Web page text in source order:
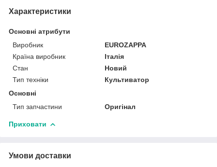
Характеристики
Основні атрибути
Виробник
EUROZAPPA
Країна виробник
Італія
Стан
Новий
Тип техніки
Культиватор
Основні
Тип запчастини
Оригінал
Приховати
Умови доставки